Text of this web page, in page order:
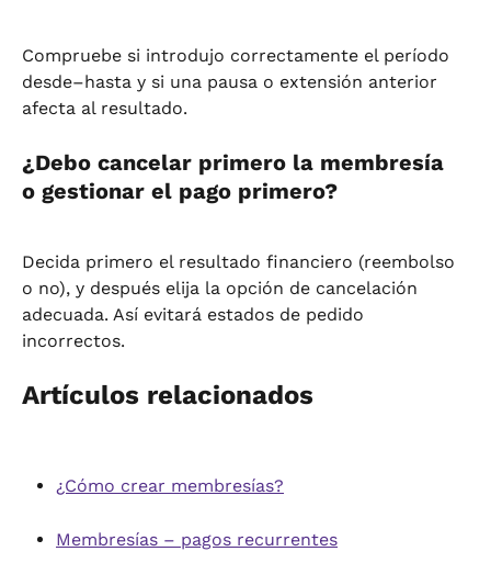
Compruebe si introdujo correctamente el período
desde–hasta y si una pausa o extensión anterior
afecta al resultado.
¿Debo cancelar primero la membresía
o gestionar el pago primero?
Decida primero el resultado financiero (reembolso
o no), y después elija la opción de cancelación
adecuada. Así evitará estados de pedido
incorrectos.
Artículos relacionados
¿Cómo crear membresías?
Membresías – pagos recurrentes